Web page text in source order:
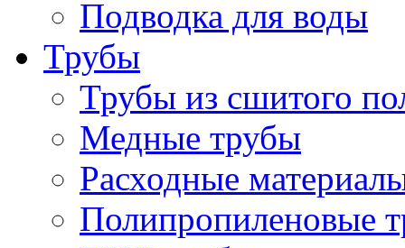
Подводка для воды
Трубы
Трубы из сшитого
Медные трубы
Расходные
Полипропиленовые